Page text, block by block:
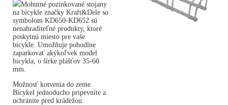
Mohutné pozinkované stojany
na bicykle značky Kraft&Dele so
symbolom KD650-KD652 sú
nenahraditeľné produkty, ktoré
poskytnú miesto pre vaše
bicykle. Umožňuje pohodlne
zaparkovať akýkoľvek model
bicykla, o šírke plášťov 35-60
mm.
Možnosť kotvenia do zeme.
Bicykel jednoducho pripevníte a
ochránite pred krádežou.